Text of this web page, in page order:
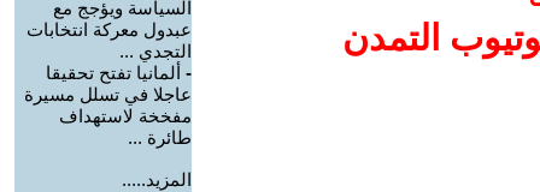
التمدن
السياسة ويؤجج مع
عبدول معركة انتخابات
التجدي ...
- ألمانيا تفتح تحقيقا
عاجلا في تسلل مسيرة
مفخخة لاستهداف
طائرة ...
المزيد.....